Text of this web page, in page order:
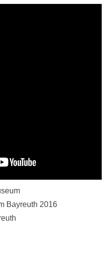
Bayreuth 2016